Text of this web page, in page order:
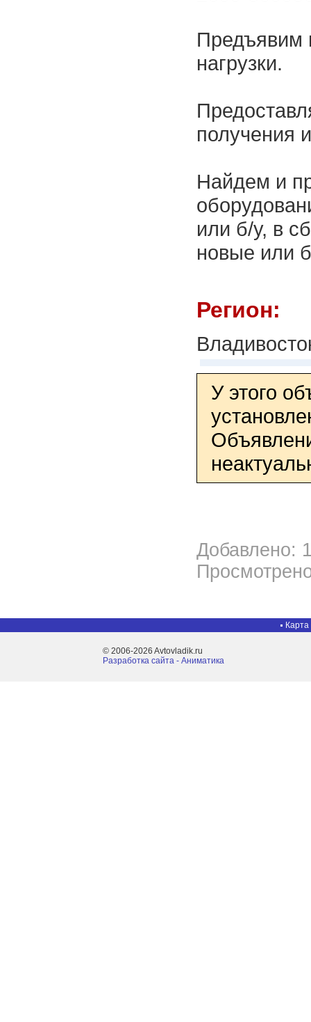
Предъявим
нагрузки.
получения
Найдем и
или б/у, в
новые или
Регион:
У этого
Добавлено:
Карта
© 2006-2026 Avtovladik.ru
Разработка сайта - Aниматика